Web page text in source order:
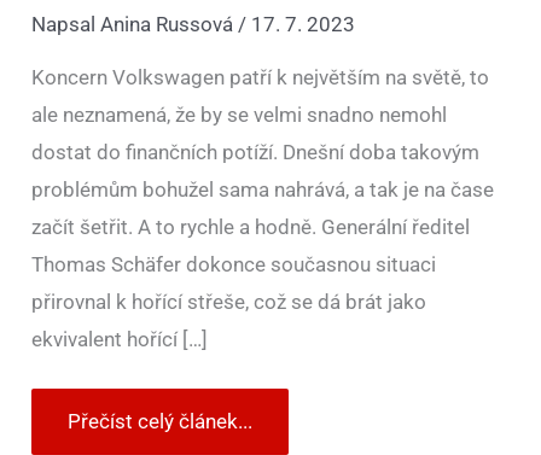
NapsalAnina Russová / 17. 7. 2023
Koncern Volkswagen patří k největším na světě, to
ale neznamená, že by se velmi snadno nemohl
dostat do finančních potíží. Dnešní doba takovým
problémům bohužel sama nahrává, a tak je na čase
začít šetřit. A to rychle a hodně. Generální ředitel
Thomas Schäfer dokonce současnou situaci
přirovnal k hořící střeše, což se dá brát jako
ekvivalent hořící […]
Přečíst celý článek...